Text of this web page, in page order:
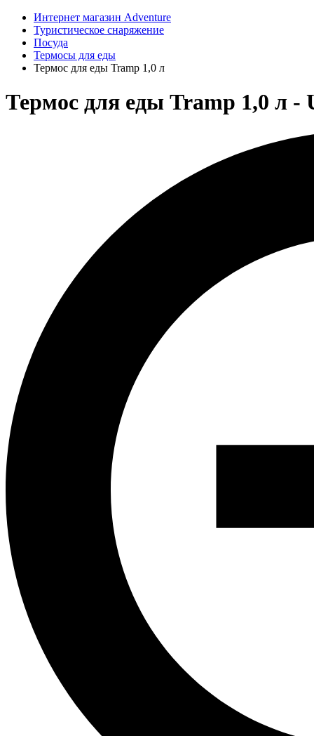
Интернет магазин Adventure
Туристическое снаряжение
Посуда
Термосы для еды
Термос для еды Tramp 1,0 л
Термос для еды Tramp 1,0 л -